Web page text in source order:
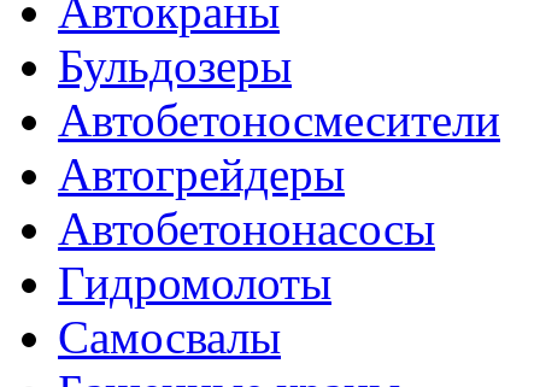
Автокраны
Бульдозеры
Автобетоносмесители
Автогрейдеры
Автобетононасосы
Гидромолоты
Самосвалы